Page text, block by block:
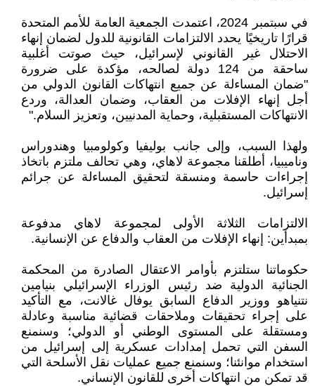
في سبتمبر 2024، اعتمدت الجمعية العامة للأمم المتحدة
قرارًا تاريخيًا يحدد الالتزامات القانونية للدول لضمان إنهاء
الاحتلال غير القانوني لإسرائيل، حيث صوتت أغلبية
ساحقة من 124 دولة لصالحه، مؤكدة على ضرورة
"ضمان المساءلة عن جميع انتهاكات القانون الدولي من
أجل إنهاء الإفلات من العقاب، وضمان العدالة، وردع
الانتهاكات المستقبلية، وحماية المدنيين، وتعزيز السلام."
ولهذا السبب، وإلى جانب بوليفيا وكولومبيا وهندوراس
وناميبيا، أطلقنا مجموعة لاهاي، وهي تحالف ملتزم باتخاذ
إجراءات حاسمة ومنسقة لتحقيق المساءلة عن جرائم
إسرائيل.
الالتزامات الثلاثة الأولى لمجموعة لاهاي مدفوعة
بمبدأين: إنهاء الإفلات من العقاب والدفاع عن الإنسانية.
حكوماتنا ستلتزم بأوامر الاعتقال الصادرة من المحكمة
الجنائية الدولية ضد رئيس الوزراء الإسرائيلي بنيامين
نتنياهو ووزير الدفاع السابق يوفال غالانت، مع التأكيد
على إجراء تحقيقات وملاحقات قضائية مناسبة وعادلة
ومستقلة على المستوى الوطني أو الدولي؛ وسنمنع
السفن التي تحمل إمدادات عسكرية إلى إسرائيل من
استخدام موانئنا؛ وسنمنع جميع عمليات نقل الأسلحة التي
قد تمكن من انتهاكات أخرى للقانون الإنساني.